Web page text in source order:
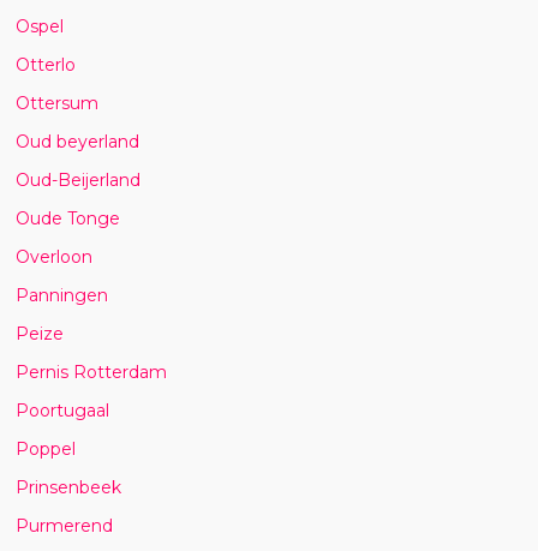
Ospel
Otterlo
Ottersum
Oud beyerland
Oud-Beijerland
Oude Tonge
Overloon
Panningen
Peize
Pernis Rotterdam
Poortugaal
Poppel
Prinsenbeek
Purmerend